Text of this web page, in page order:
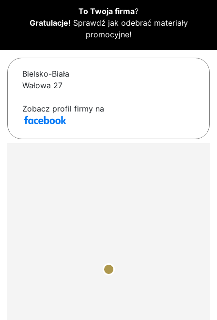
To Twoja firma?
Gratulacje! Sprawdź jak odebrać materiały
promocyjne!
Bielsko-Biała
Wałowa 27
Zobacz profil firmy na